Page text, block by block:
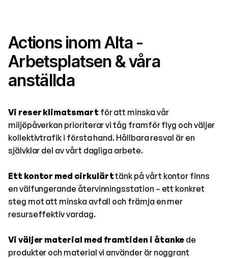
Actions inom Alta -
Arbetsplatsen & våra
anställda
Vi reser klimatsmart för att minska vår
miljöpåverkan prioriterar vi tåg framför flyg och väljer
kollektivtrafik i första hand. Hållbara resval är en
självklar del av vårt dagliga arbete.
Ett kontor med cirkulärttänk på vårt kontor finns
en välfungerande återvinningsstation – ett konkret
steg mot att minska avfall och främja en mer
resurseffektiv vardag.
Vi väljer material med framtiden i åtanke de
produkter och material vi använder är noggrant